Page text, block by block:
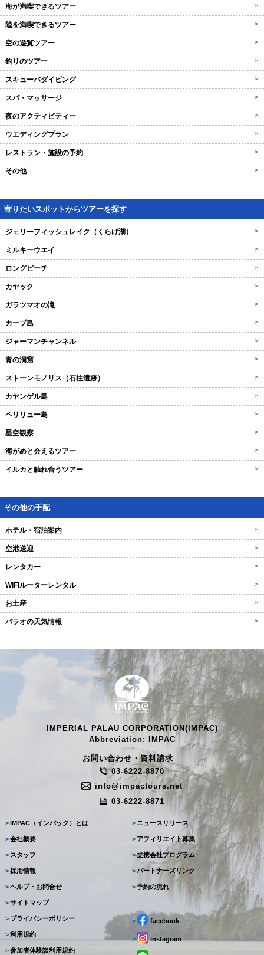
海が満喫できるツアー >
陸を満喫できるツアー >
空の遊覧ツアー >
釣りのツアー >
スキューバダイビング >
スパ・マッサージ >
夜のアクティビティー >
ウエディングプラン >
レストラン・施設の予約 >
その他 >
寄りたいスポットからツアーを探す
ジェリーフィッシュレイク（くらげ湖） >
ミルキーウエイ >
ロングビーチ >
カヤック >
ガラツマオの滝 >
カープ島 >
ジャーマンチャンネル >
青の洞窟 >
ストーンモノリス（石柱遺跡） >
カヤンゲル島 >
ペリリュー島 >
星空観察 >
海がめと会えるツアー >
イルカと触れ合うツアー >
その他の手配
ホテル・宿泊案内 >
空港送迎 >
レンタカー >
WIFIルーターレンタル >
お土産 >
パラオの天気情報 >
IMPERIAL PALAU CORPORATION(IMPAC)
Abbreviation: IMPAC
お問い合わせ・資料請求
03-6222-8870
info@impactours.net
03-6222-8871
> IMPAC（インパック）とは
>会社概要
> スタッフ
>採用情報
>ヘルプ・お問合せ
>サイトマップ
> ニュースリリース
> アフィリエイト募集
>提携会社プログラム
>パートナーズリンク
>予約の流れ
> プライバシーポリシー
>利用規約
>参加者体験談利用規約
> facebook
> instagram